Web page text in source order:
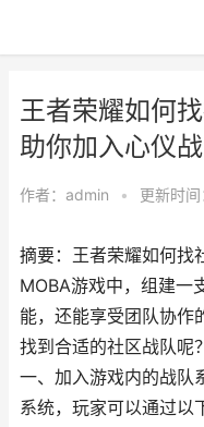
王者荣耀如何
助你加入心仪
作者： admin • 更新时
摘要：王者荣耀如何找
MOBA游戏中，组建一
能，还能享受团队协作
找到合适的社区战队呢
一、加入游戏内的战队
系统，玩家可以通过以